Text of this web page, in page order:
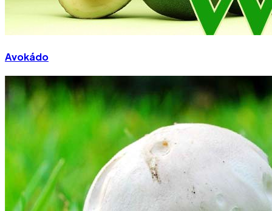
Avokádo